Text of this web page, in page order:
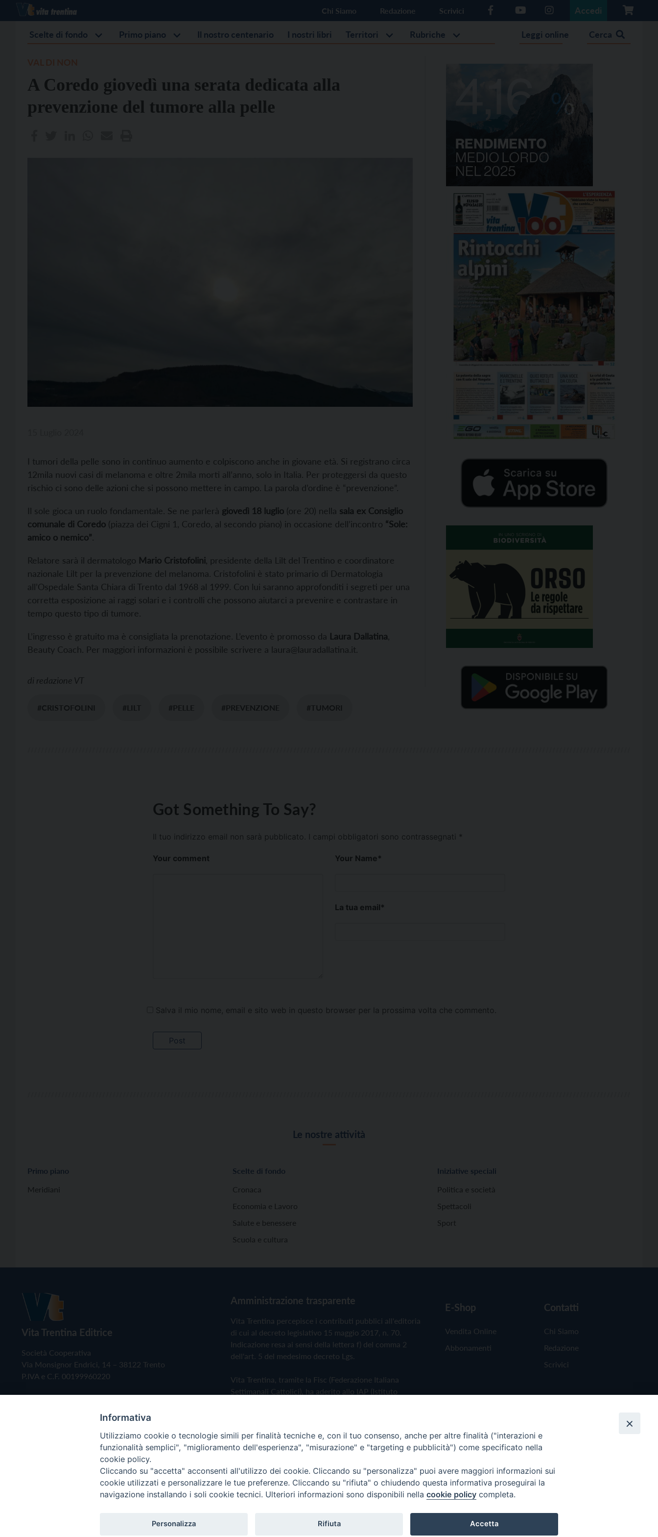
Chi Siamo Redazione Scrivici Accedi
Scelte di fondo Primo piano Il nostro centenario I nostri libri Territori Rubriche Leggi online Cerca
A Coredo giovedì una serata dedicata alla
prevenzione del tumore alla pelle
I tumori della pelle sono in continuo aumento e colpiscono anche in giovane età. Si registrano circa
12mila nuovi casi di melanoma e oltre 2mila morti all’anno, solo in Italia. Per proteggersi da questo
rischio ci sono delle azioni che si possono mettere in campo. La parola d’ordine è “prevenzione”.
Il sole gioca un ruolo fondamentale. Se ne parlerà giovedì 18 luglio (ore 20) nella sala ex Consiglio
comunale di Coredo (piazza dei Cigni 1, Coredo, al secondo piano) in occasione dell’incontro “Sole:
amico o nemico”.
Relatore sarà il dermatologo Mario Cristofolini , presidente della Lilt del Trentino e coordinatore
nazionale Lilt per la prevenzione del melanoma. Cristofolini è stato primario di Dermatologia
all’Ospedale Santa Chiara di Trento dal 1968 al 1999. Con lui saranno approfonditi i segreti per una
corretta esposizione ai raggi solari e i controlli che possono aiutarci a prevenire e contrastare in
tempo questo tipo di tumore.
L’ingresso è gratuito ma è consigliata la prenotazione. L’evento è promosso da Laura Dallatina
Beauty Coach. Per maggiori informazioni è possibile scrivere a laura@lauradallatina.it.
di redazione VT
#CRISTOFOLINI #LILT #PELLE #PREVENZIONE #TUMORI
Got Something To Say?
Il tuo indirizzo email non sarà pubblicato. I campi obbligatori sono contrassegnati *
Your comment Your Name*
La tua email*
Salva il mio nome, email e sito web in questo browser per la prossima volta che commento.
Le nostre attività
Primo piano
Meridiani
Scelte di fondo
Cronaca
Economia e Lavoro
Salute e benessere
Scuola e cultura
Iniziative speciali
Politica e società
Spettacoli
Sport
Vita Trentina Editrice
Società Cooperativa
Via Monsignor Endrici, 14 – 38122 Trento
P.IVA e C.F. 00199960220
Amministrazione trasparente
Vita Trentina percepisce i contributi pubblici all'editoria
di cui al decreto legislativo 15 maggio 2017, n. 70.
Indicazione resa ai sensi della lettera f) del comma 2
dell'art. 5 del medesimo decreto Lgs.
Vita Trentina, tramite la Fisc (Federazione Italiana
Settimanali Cattolici), ha aderito allo IAP (Istituto
Privacy Policy Cookie Policy
E-Shop
Vendita Online
Abbonamenti
Contatti
Chi Siamo
Redazione
Scrivici
Copyright © 2019 - Tutti i diritti riservati - Vita Trentina Editrice
Informativa
Utilizziamo cookie o tecnologie simili per finalità tecniche e, con il tuo consenso, anche per altre finalità ("interazioni e
funzionalità semplici", "miglioramento dell'esperienza", "misurazione" e "targeting e pubblicità") come specificato nella
cookie policy.
Cliccando su "accetta" acconsenti all'utilizzo dei cookie. Cliccando su "personalizza" puoi avere maggiori informazioni sui
cookie utilizzati e personalizzare le tue preferenze. Cliccando su "rifiuta" o chiudendo questa informativa proseguirai la
navigazione installando i soli cookie tecnici. Ulteriori informazioni sono disponibili nella cookie policy completa.
Personalizza Rifiuta Accetta